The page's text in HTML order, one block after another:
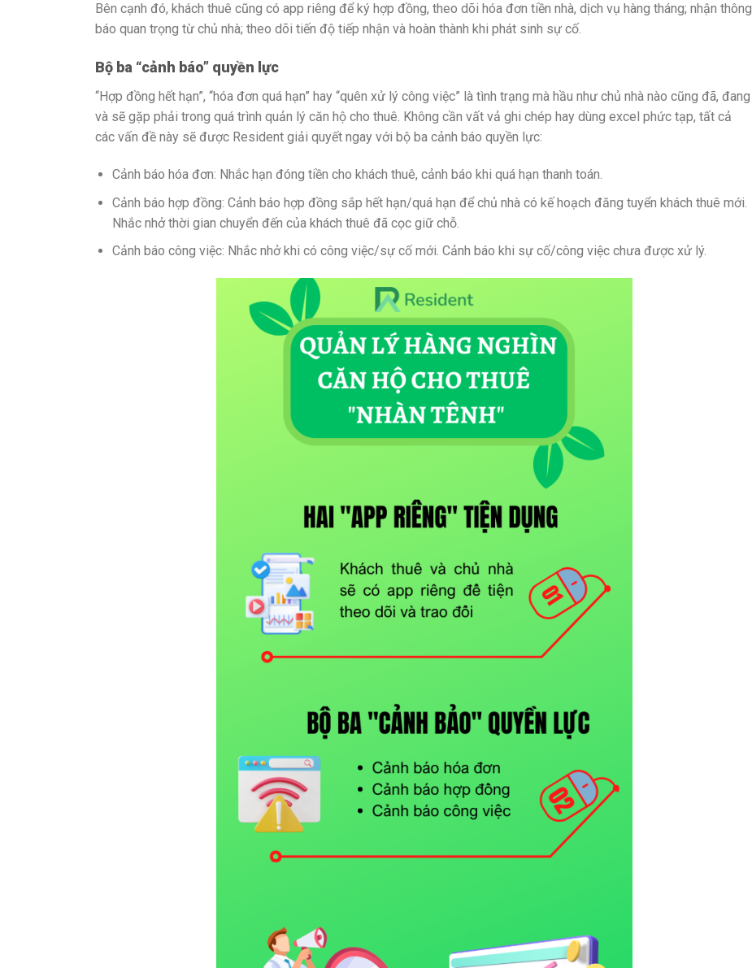
Bên cạnh đó, khách thuê cũng có app riêng để ký hợp đồng, theo dõi hóa đơn tiền nhà, dịch vụ hàng tháng; nhận thông
báo quan trọng từ chủ nhà; theo dõi tiến độ tiếp nhận và hoàn thành khi phát sinh sự cố.
Bộ ba “cảnh báo” quyền lực
“Hợp đồng hết hạn”, “hóa đơn quá hạn” hay “quên xử lý công việc” là tình trạng mà hầu như chủ nhà nào cũng đã, đang
và sẽ gặp phải trong quá trình quản lý căn hộ cho thuê. Không cần vất vả ghi chép hay dùng excel phức tạp, tất cả
các vấn đề này sẽ được Resident giải quyết ngay với bộ ba cảnh báo quyền lực:
Cảnh báo hóa đơn: Nhắc hạn đóng tiền cho khách thuê, cảnh báo khi quá hạn thanh toán.
Cảnh báo hợp đồng: Cảnh báo hợp đồng sắp hết hạn/quá hạn để chủ nhà có kế hoạch đăng tuyển khách thuê mới.
Nhắc nhở thời gian chuyển đến của khách thuê đã cọc giữ chỗ.
Cảnh báo công việc: Nhắc nhở khi có công việc/sự cố mới. Cảnh báo khi sự cố/công việc chưa được xử lý.